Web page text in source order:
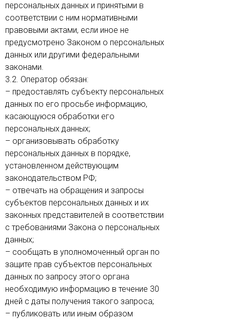
персональных данных и принятыми в
соответствии с ним нормативными
правовыми актами, если иное не
предусмотрено Законом о персональных
данных или другими федеральными
законами.
3.2. Оператор обязан:
– предоставлять субъекту персональных
данных по его просьбе информацию,
касающуюся обработки его
персональных данных;
– организовывать обработку
персональных данных в порядке,
установленном действующим
законодательством РФ;
– отвечать на обращения и запросы
субъектов персональных данных и их
законных представителей в соответствии
с требованиями Закона о персональных
данных;
– сообщать в уполномоченный орган по
защите прав субъектов персональных
данных по запросу этого органа
необходимую информацию в течение 30
дней с даты получения такого запроса;
– публиковать или иным образом